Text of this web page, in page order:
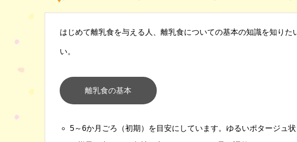
はじめて離乳食を与える人、離乳食についての基本の知識を知りた
い。
離乳食の基本
5～6か月ごろ（初期）を目安にしています。ゆるいポタージュ